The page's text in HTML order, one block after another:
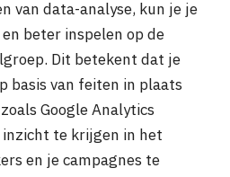
van data-analyse, kun je je
beter inspelen op de
Dit betekent dat je
basis van feiten in plaats
Google Analytics
te krijgen in het
en je campagnes te